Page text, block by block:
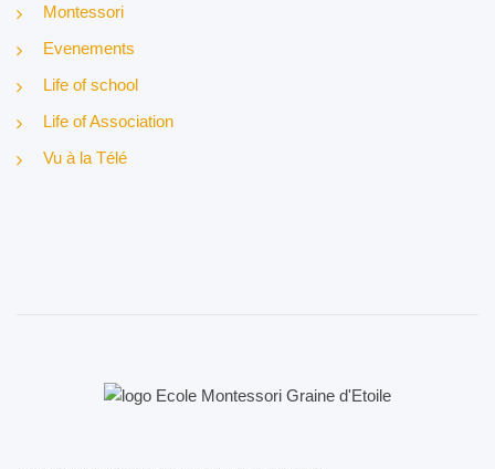
Montessori
Evenements
Life of school
Life of Association
Vu à la Télé